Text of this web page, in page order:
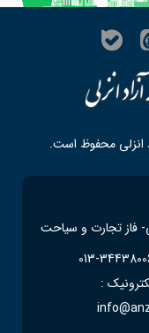
انزلی محفوظ است.
فاز تجارت و سیاحت
: